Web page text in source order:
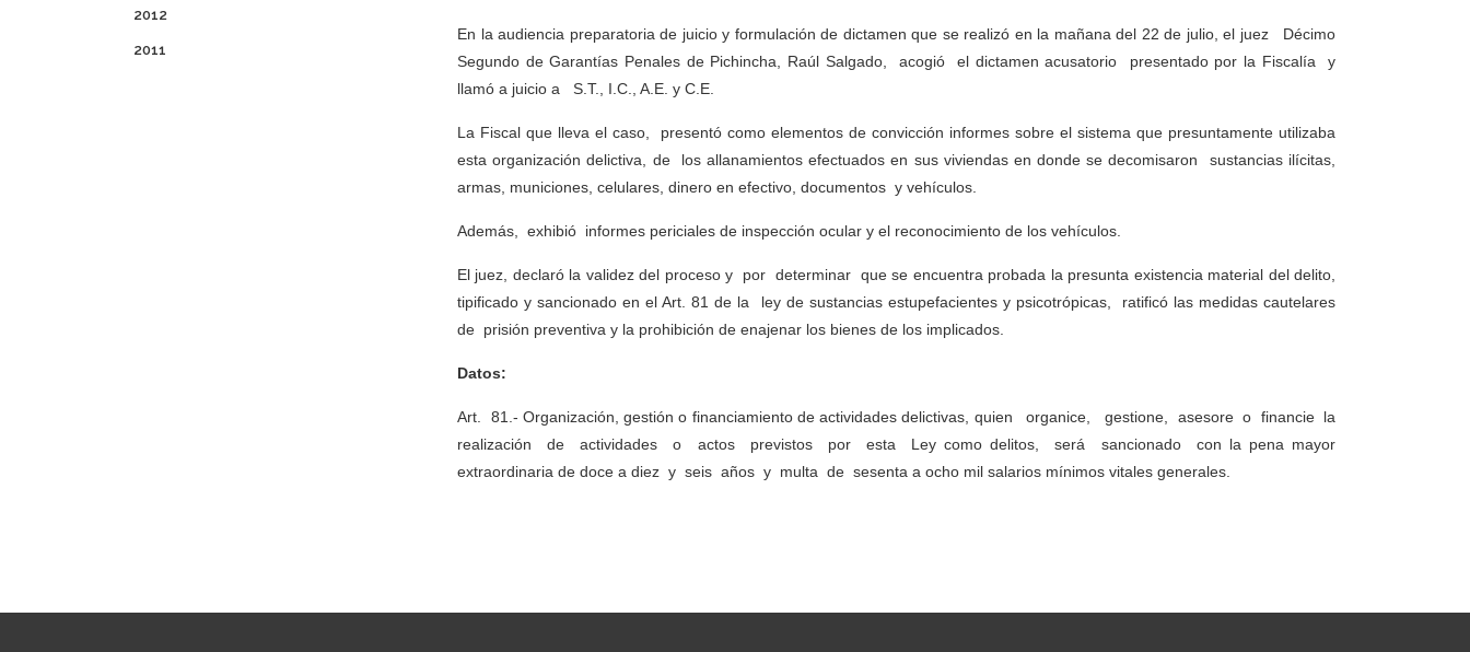
2012
2011
En la audiencia preparatoria de juicio y formulación de dictamen que se realizó en la mañana del 22 de julio, el juez Décimo
Segundo de Garantías Penales de Pichincha, Raúl Salgado, acogió el dictamen acusatorio presentado por la Fiscalía y
llamó a juicio a S.T., I.C., A.E. y C.E.
La Fiscal que lleva el caso, presentó como elementos de convicción informes sobre el sistema que presuntamente utilizaba
esta organización delictiva, de los allanamientos efectuados en sus viviendas en donde se decomisaron sustancias ilícitas,
armas, municiones, celulares, dinero en efectivo, documentos y vehículos.
Además, exhibió informes periciales de inspección ocular y el reconocimiento de los vehículos.
El juez, declaró la validez del proceso y por determinar que se encuentra probada la presunta existencia material del delito,
tipificado y sancionado en el Art. 81 de la ley de sustancias estupefacientes y psicotrópicas, ratificó las medidas cautelares
de prisión preventiva y la prohibición de enajenar los bienes de los implicados.
Datos:
Art. 81.- Organización, gestión o financiamiento de actividades delictivas, quien organice, gestione, asesore o financie la
realización de actividades o actos previstos por esta Ley como delitos, será sancionado con la pena mayor
extraordinaria de doce a diez y seis años y multa de sesenta a ocho mil salarios mínimos vitales generales.